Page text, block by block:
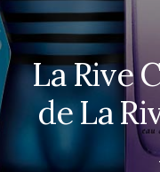
La Rive
de La